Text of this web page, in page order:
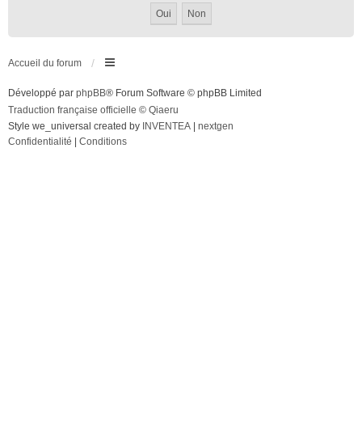
Accueil du forum
Développé par phpBB® Forum Software © phpBB Limited
Traduction française officielle © Qiaeru
Style we_universal created by INVENTEA
nextgen
Confidentialité
Conditions